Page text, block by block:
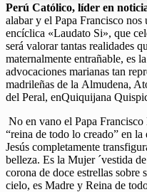
Perú Católico, líder en
alabar y el Papa Francisco
encíclica «Laudato Si», que
será valorar tantas realidades
maternalmente entrañable, es
advocaciones marianas tan
madrileñas de la Almudena,
del Peral, enQuiquijana
No en vano el Papa
“reina de todo lo creado” en
Jesús completamente
belleza. Es la Mujer ´vestida
corona de doce estrellas sobre
cielo, es Madre y Reina de